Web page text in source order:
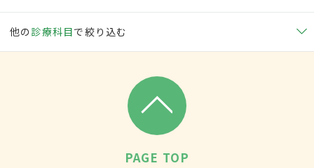
他の 診療科目で絞り込む
PAGE TOP